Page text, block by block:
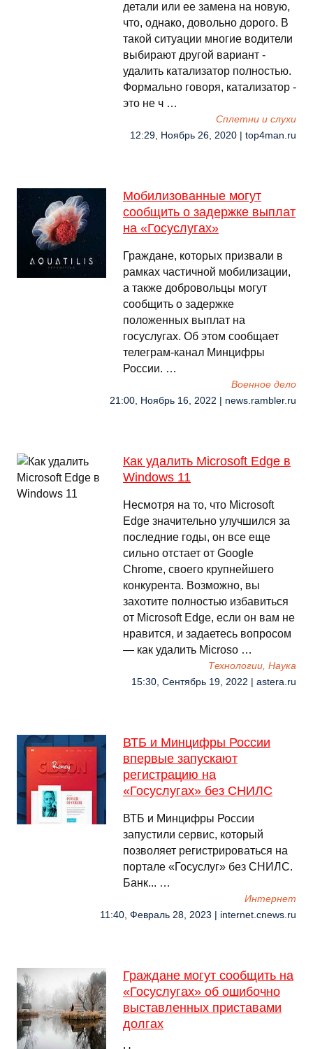
детали или ее замена на новую,
что, однако, довольно дорого. В
такой ситуации многие водители
выбирают другой вариант -
удалить катализатор полностью.
Формально говоря, катализатор -
это не ч …
Сплетни и слухи
12:29, Ноябрь 26, 2020 | top4man.ru
Мобилизованные могут
сообщить о задержке выплат
на «Госуслугах»
Граждане, которых призвали в
рамках частичной мобилизации,
а также добровольцы могут
сообщить о задержке
положенных выплат на
госуслугах. Об этом сообщает
телеграм-канал Минцифры
России. …
Военное дело
21:00, Ноябрь 16, 2022 | news.rambler.ru
Как удалить Microsoft Edge в
Windows 11
Несмотря на то, что Microsoft
Edge значительно улучшился за
последние годы, он все еще
сильно отстает от Google
Chrome, своего крупнейшего
конкурента. Возможно, вы
захотите полностью избавиться
от Microsoft Edge, если он вам не
нравится, и задаетесь вопросом
— как удалить Microso …
Технологии, Наука
15:30, Сентябрь 19, 2022 | astera.ru
ВТБ и Минцифры России
впервые запускают
регистрацию на
«Госуслугах» без СНИЛС
ВТБ и Минцифры России
запустили сервис, который
позволяет регистрироваться на
портале «Госуслуг» без СНИЛС.
Банк... …
Интернет
11:40, Февраль 28, 2023 | internet.cnews.ru
Граждане могут сообщить на
«Госуслугах» об ошибочно
выставленных приставами
долгах